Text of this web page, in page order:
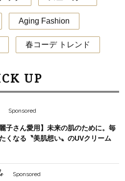
Aging Fashion
春コーデ トレンド
UP
Sponsored
麗子さん愛用】未来の肌のために。毎
くなる〝美肌想い〟のUVクリーム
Sponsored